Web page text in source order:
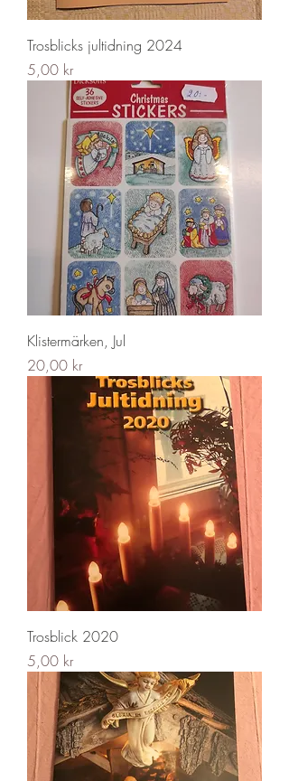
Trosblicks jultidning 2024
Pris
5,00 kr
Klistermärken, Jul
Pris
20,00 kr
Trosblick 2020
Pris
5,00 kr